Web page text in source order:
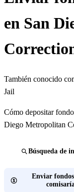
en San
También conocido
Jail
Cómo depositar
Diego Metropolitan
Búsqueda de
Enviar